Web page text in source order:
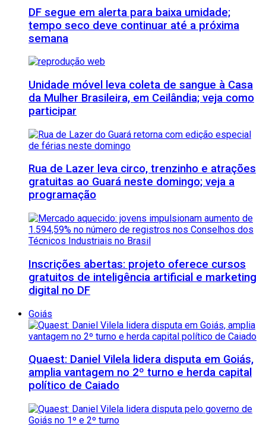
DF segue em alerta para baixa umidade;
tempo seco deve continuar até a próxima
semana
Unidade móvel leva coleta de sangue à Casa
da Mulher Brasileira, em Ceilândia; veja como
participar
Rua de Lazer leva circo, trenzinho e atrações
gratuitas ao Guará neste domingo; veja a
programação
Inscrições abertas: projeto oferece cursos
gratuitos de inteligência artificial e marketing
digital no DF
Goiás
Quaest: Daniel Vilela lidera disputa em Goiás,
amplia vantagem no 2º turno e herda capital
político de Caiado